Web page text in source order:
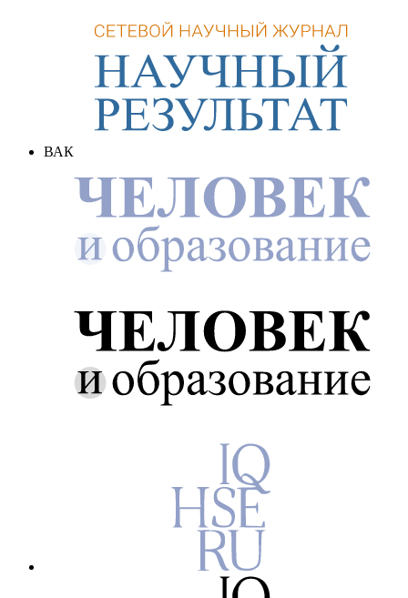
ВАК